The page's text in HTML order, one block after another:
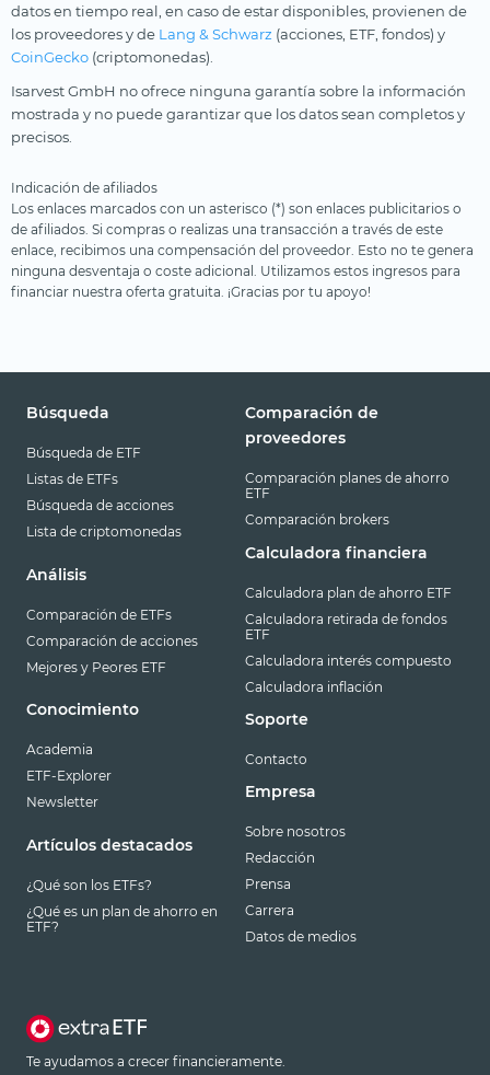
datos en tiempo real, en caso de estar disponibles, provienen de
los proveedores y de Lang & Schwarz (acciones, ETF, fondos) y
CoinGecko (criptomonedas).
Isarvest GmbH no ofrece ninguna garantía sobre la información
mostrada y no puede garantizar que los datos sean completos y
precisos.
Indicación de afiliados
Los enlaces marcados con un asterisco (*) son enlaces publicitarios o
de afiliados. Si compras o realizas una transacción a través de este
enlace, recibimos una compensación del proveedor. Esto no te genera
ninguna desventaja o coste adicional. Utilizamos estos ingresos para
financiar nuestra oferta gratuita. ¡Gracias por tu apoyo!
Búsqueda
Búsqueda de ETF
Listas de ETFs
Búsqueda de acciones
Lista de criptomonedas
Análisis
Comparación de ETFs
Comparación de acciones
Mejores y Peores ETF
Conocimiento
Academia
ETF-Explorer
Newsletter
Artículos destacados
¿Qué son los ETFs?
¿Qué es un plan de ahorro en
ETF?
Comparación de
proveedores
Comparación planes de ahorro
ETF
Comparación brokers
Calculadora financiera
Calculadora plan de ahorro ETF
Calculadora retirada de fondos
ETF
Calculadora interés compuesto
Calculadora inflación
Soporte
Contacto
Empresa
Sobre nosotros
Redacción
Prensa
Carrera
Datos de medios
Te ayudamos a crecer financieramente.